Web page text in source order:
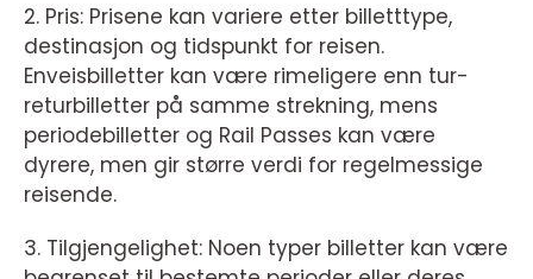
2. Pris: Prisene kan variere etter billetttype,
destinasjon og tidspunkt for reisen.
Enveisbilletter kan være rimeligere enn tur-
returbilletter på samme strekning, mens
periodebilletter og Rail Passes kan være
dyrere, men gir større verdi for regelmessige
reisende.
3. Tilgjengelighet: Noen typer billetter kan være